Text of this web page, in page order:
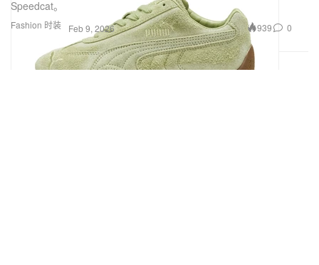
Fashion 时装
Speedcat。
Feb 9, 2026 939 0